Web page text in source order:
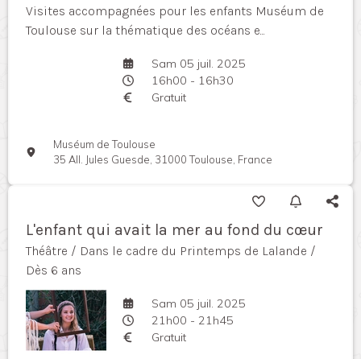
Visites accompagnées pour les enfants Muséum de
Toulouse sur la thématique des océans e...
Sam 05 juil. 2025
16h00 - 16h30
Gratuit
Muséum de Toulouse
35 All. Jules Guesde, 31000 Toulouse, France
L'enfant qui avait la mer au fond du cœur
Théâtre / Dans le cadre du Printemps de Lalande /
Dès 6 ans
Sam 05 juil. 2025
21h00 - 21h45
Gratuit